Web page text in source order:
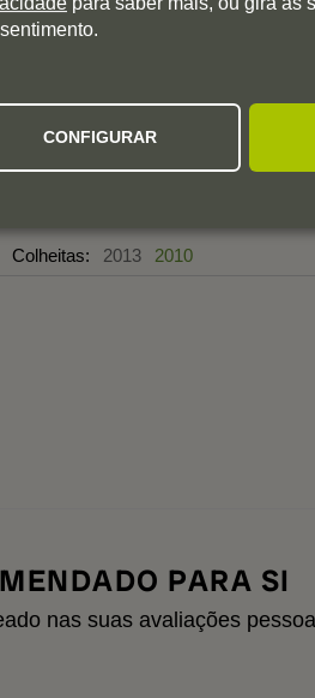
3
2
Colheitas: 2013 2010
PARA SI
nas suas avaliações
CONFIGURAR